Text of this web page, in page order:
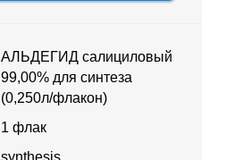
АЛЬДЕГИД салициловый
99,00% для синтеза
(0,250л/флакон)
1 флак
synthesis